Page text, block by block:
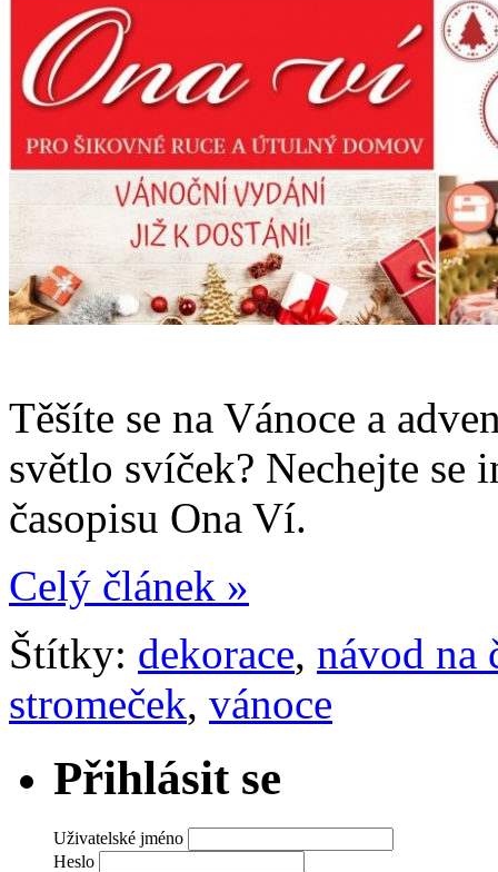
Těšíte se na Vánoce a
světlo svíček? Nechejte
časopisu Ona Ví.
Celý článek »
Štítky: dekorace, návod na
stromeček, vánoce
Přihlásit se
Uživatelské jméno
Heslo